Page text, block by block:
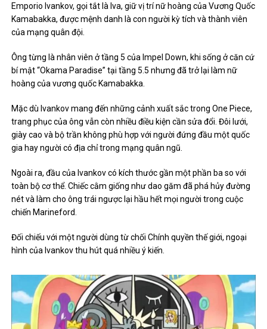
Emporio Ivankov, gọi tắt là Iva, giữ vị trí nữ hoàng của Vương Quốc
Kamabakka, được mệnh danh là con người kỳ tích và thành viên
của mạng quân đội.
Ông từng là nhân viên ở tầng 5 của Impel Down, khi sống ở căn cứ
bí mật “Okama Paradise” tại tầng 5.5 nhưng đã trở lại làm nữ
hoàng của vương quốc Kamabakka.
Mặc dù Ivankov mang đến những cảnh xuất sắc trong One Piece,
trang phục của ông vẫn còn nhiều điều kiện cần sửa đổi. Đôi lưới,
giày cao và bộ trần không phù hợp với người đứng đầu một quốc
gia hay người có địa chỉ trong mạng quân ngũ.
Ngoài ra, đầu của Ivankov có kích thước gần một phần ba so với
toàn bộ cơ thể. Chiếc cằm giống như dao găm đã phá hủy đường
nét và làm cho ông trái ngược lại hầu hết mọi người trong cuộc
chiến Marineford.
Đối chiếu với một người dùng từ chối Chính quyền thế giới, ngoại
hình của Ivankov thu hút quá nhiều ý kiến.